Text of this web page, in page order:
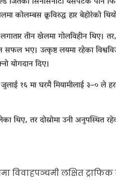
कोलम्बस क्रूविरुद्ध हार बेहोरेको
लगातार तीन खेलमा गोलविहीन थिए।
सफल भए। उत्कृष्ट लयमा रहेका
योगदान दिए।
१६ मा घरमै मियामीलाई ३–० ले
थिए, तर दोस्रोमा उनी अनुपस्थित
विवाहपञ्चमी लक्षित ट्राफिक